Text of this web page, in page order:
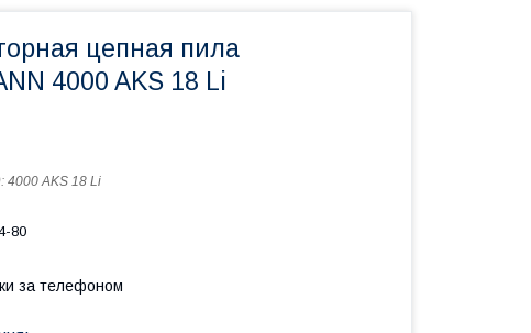
цепная пила
4000 AKS 18 Li
4000 AKS 18 Li
80
за телефоном